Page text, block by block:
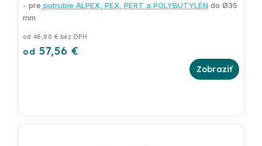
od 46,80 € bez DPH
od 57,56 €
- pre potrubie ALPEX, PEX, PERT a POLYBUTYLÉN do Ø35
mm